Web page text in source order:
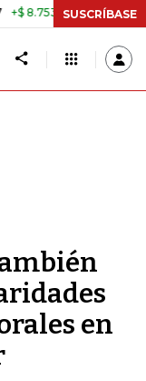
+2,19% TASA DE
SUSCRÍBASE
en